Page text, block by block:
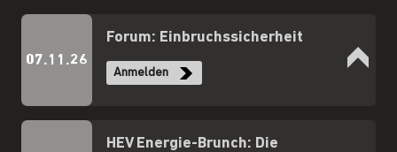
07.11.26
Forum: Einbruchssicherheit
Anmelden
HEV Energie-Brunch: Die